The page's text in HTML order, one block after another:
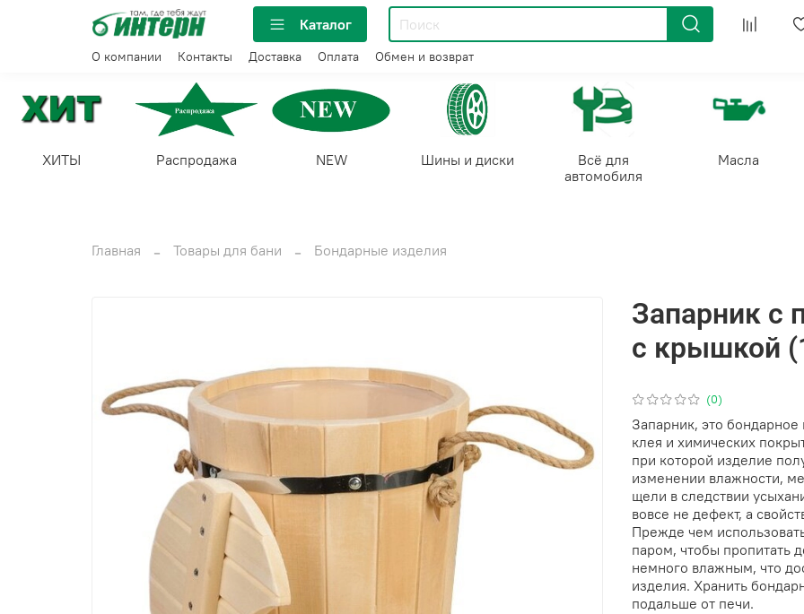
Каталог
О компании Контакты Доставка Оплата Обмен и возврат
ХИТЫ Распродажа NEW Шины и диски
Всё для
автомобиля
Масла
Главная Товары для бани Бондарные изделия
(0)
Запарник с
с крышкой
Запарник, это
клея и химических
при которой изделие
изменении влажности,
щели в следствии
вовсе не дефект, а
Прежде чем
паром, чтобы пропитать
немного влажным, что
изделия. Хранить
подальше от печи.